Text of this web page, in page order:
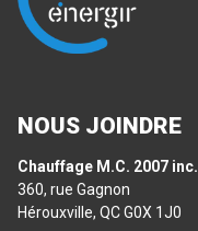
NOUS JOINDRE
Chauffage M.C. 2007 inc.
360, rue Gagnon
Hérouxville, QC G0X 1J0